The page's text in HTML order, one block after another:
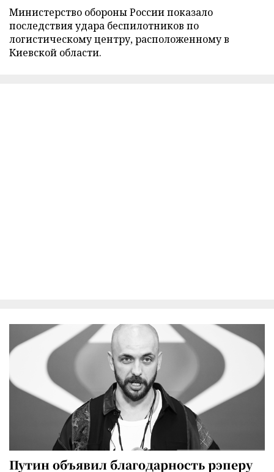
Министерство обороны России показало
последствия удара беспилотников по
логистическому центру, расположенному в
Киевской области.
Путин объявил благодарность рэперу